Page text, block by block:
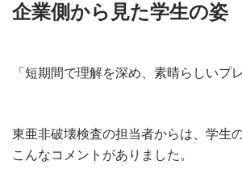
企業側から見た学生の姿
「短期間で理解を深め、素晴らしいプ
東亜非破壊検査の担当者からは、学生
こんなコメントがありました。